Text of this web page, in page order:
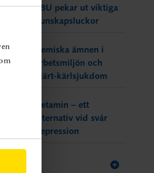
SBU pekar ut viktiga
kunskapsluckor
Kemiska ämnen i
arbetsmiljön och
hjärt-kärlsjukdom
Ketamin – ett
alternativ vid svår
depression